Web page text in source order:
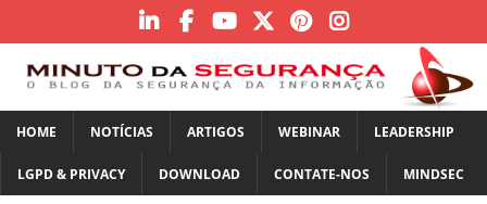
HOME NOTÍCIAS ARTIGOS WEBINAR LEADERSHIP
LGPD & PRIVACY DOWNLOAD CONTATE-NOS MINDSEC